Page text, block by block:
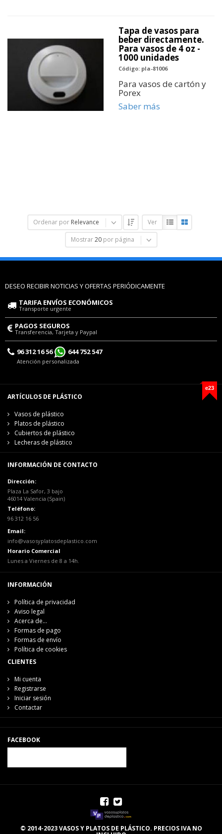
Tapa de vasos para
beber directamente.
Para vasos de 4 oz -
1000 unidades
Código: pla-81006
Para vasos de cartón y
Porex
Saber más
Ordenar por Relevance Ver
Mostrar 20 por página
DESEO RECIBIR NOTICIAS Y OFERTAS PERIÓDICAMENTE
TARIFA ENVÍOS ECONÓMICOS
Transporte urgente
PAGOS SEGUROS
Transferencia, Tarjeta y Paypal
96 312 16 56 644 752 547
Atención personalizada
e23
ARTÍCULOS DE PLÁSTICO
Vasos de plástico
Platos de plástico
Cubiertos de plástico
Lecheras de plástico
INFORMACIÓN DE CONTACTO
Dirección:
Plaza La Safor, 3 bajo
46014 Valencia (Spain)
Teléfono:
96 312 16 56
Email:
info@vasosyplatosdeplastico.com
Horario Comercial
Lunes a Viernes de 8 a 14h.
INFORMACIÓN
Política de privacidad
Aviso legal
Acerca de...
Formas de pago
Formas de envío
Política de cookies
CLIENTES
Mi cuenta
Registrarse
Iniciar sesión
Contactar
FACEBOOK
© 2014-2023 VASOS Y PLATOS DE PLÁSTICO. PRECIOS IVA NO